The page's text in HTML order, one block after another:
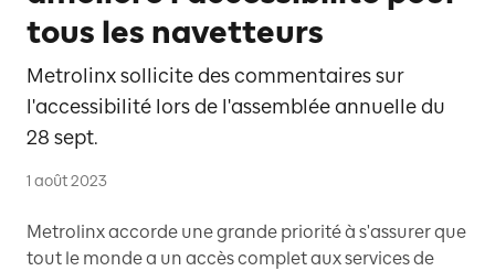
tous les navetteurs
Metrolinx sollicite des commentaires sur
l'accessibilité lors de l'assemblée annuelle du
28 sept.
1 août 2023
Metrolinx accorde une grande priorité à s'assurer que
tout le monde a un accès complet aux services de